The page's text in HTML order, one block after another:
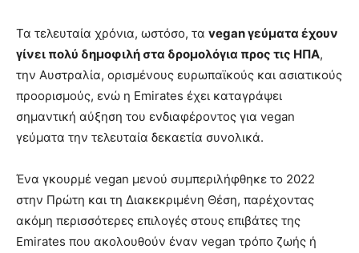
Τα τελευταία χρόνια, ωστόσο, τα veganγεύματα έχουν
γίνει πολύ δημοφιλή στα δρομολόγια προς τις ΗΠΑ,
την Αυστραλία, ορισμένους ευρωπαϊκούς και ασιατικούς
προορισμούς, ενώ η Emirates έχει καταγράψει
σημαντική αύξηση του ενδιαφέροντος για vegan
γεύματα την τελευταία δεκαετία συνολικά.
Ένα γκουρμέ vegan μενού συμπεριλήφθηκε το 2022
στην Πρώτη και τη Διακεκριμένη Θέση, παρέχοντας
ακόμη περισσότερες επιλογές στους επιβάτες της
Emirates που ακολουθούν έναν vegan τρόπο ζωής ή